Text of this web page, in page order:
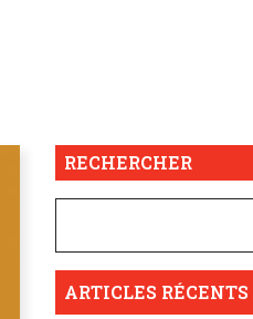
RECHERCHER
ARTICLES RÉCENTS